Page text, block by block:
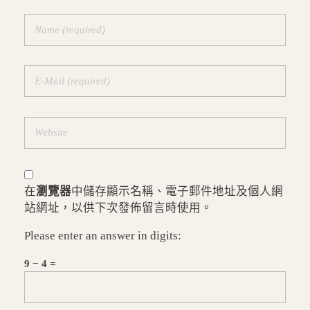
在瀏覽器中儲存顯示名稱、電子郵件地址及個人網
站網址，以供下次發佈留言時使用。
Please enter an answer in digits:
9 − 4 =